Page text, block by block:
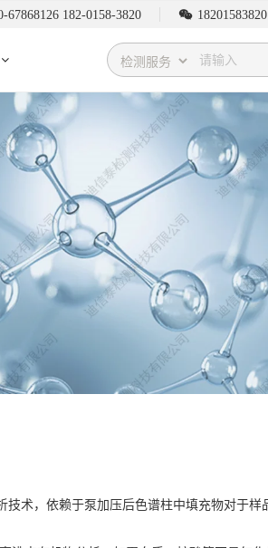
67868126 182-0158-3820 18201583820
技术，依赖于泵加压后色谱柱中填充物对于样